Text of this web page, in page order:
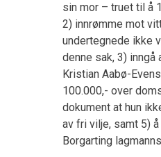
sin mor – truet til å
2) innrømme mot
undertegnede ikke
denne sak, 3) inngå
Kristian Aabø-
100.000,- over
dokument at hun
av fri vilje, samt 5)
Borgarting